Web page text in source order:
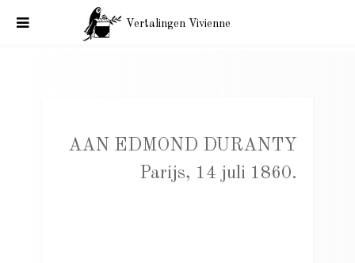
Vertalingen Vivienne
AAN EDMOND DURANTY
Parijs, 14 juli 1860.